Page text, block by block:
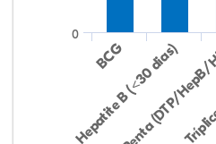
BCG
Hepatite B (<30 dias)
Penta (DTP/
0